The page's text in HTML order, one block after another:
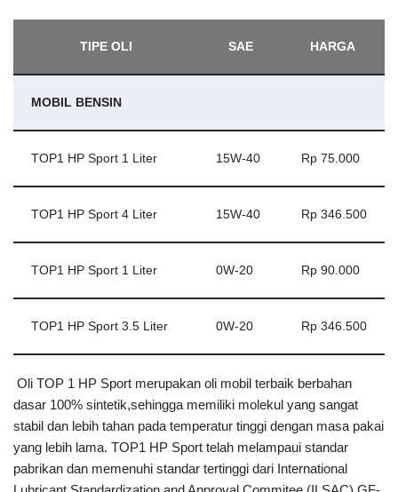
TIPE OLI SAE HARGA
MOBIL BENSIN
TOP1 HP Sport 1 Liter 15W-40 Rp 75.000
TOP1 HP Sport 4 Liter 15W-40 Rp 346.500
TOP1 HP Sport 1 Liter 0W-20 Rp 90.000
TOP1 HP Sport 3.5 Liter 0W-20 Rp 346.500
Oli TOP 1 HP Sport merupakan oli mobil terbaik berbahan
dasar 100% sintetik,sehingga memiliki molekul yang sangat
stabil dan lebih tahan pada temperatur tinggi dengan masa pakai
yang lebih lama. TOP1 HP Sport telah melampaui standar
pabrikan dan memenuhi standar tertinggi dari International